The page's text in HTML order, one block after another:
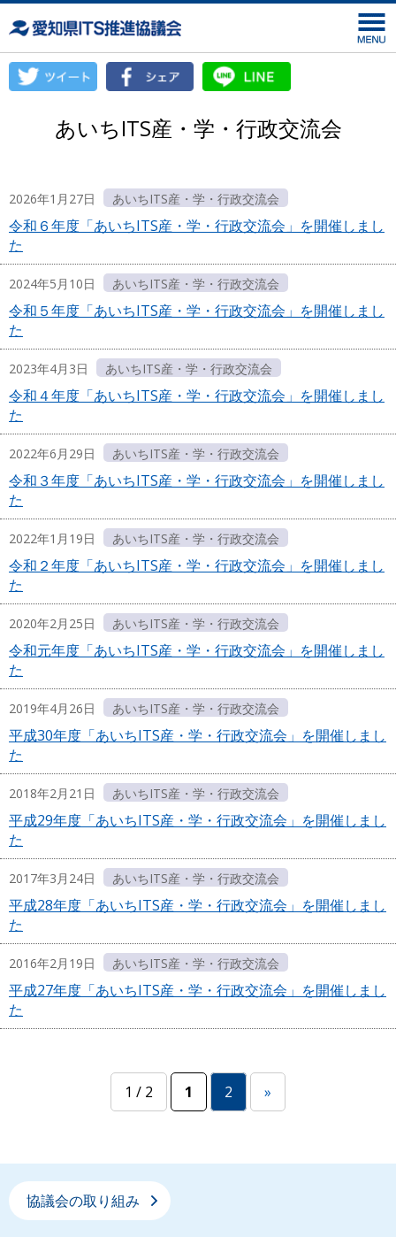
愛知
あいちITS産・学・行政交流会
2026年1月27日 あいちITS産・学・行政交流会
令和６年度「あいちITS産・学・行政交流会」を開催しまし
た
2024年5月10日 あいちITS産・学・行政交流会
令和５年度「あいちITS産・学・行政交流会」を開催しまし
た
2023年4月3日 あいちITS産・学・行政交流会
令和４年度「あいちITS産・学・行政交流会」を開催しまし
た
2022年6月29日 あいちITS産・学・行政交流会
令和３年度「あいちITS産・学・行政交流会」を開催しまし
た
2022年1月19日 あいちITS産・学・行政交流会
令和２年度「あいちITS産・学・行政交流会」を開催しまし
た
2020年2月25日 あいちITS産・学・行政交流会
令和元年度「あいちITS産・学・行政交流会」を開催しまし
た
2019年4月26日 あいちITS産・学・行政交流会
平成30年度「あいちITS産・学・行政交流会」を開催しまし
た
2018年2月21日 あいちITS産・学・行政交流会
平成29年度「あいちITS産・学・行政交流会」を開催しまし
た
2017年3月24日 あいちITS産・学・行政交流会
平成28年度「あいちITS産・学・行政交流会」を開催しまし
た
2016年2月19日 あいちITS産・学・行政交流会
平成27年度「あいちITS産・学・行政交流会」を開催しまし
た
1 / 2 1 2 »
協議会の取り組み